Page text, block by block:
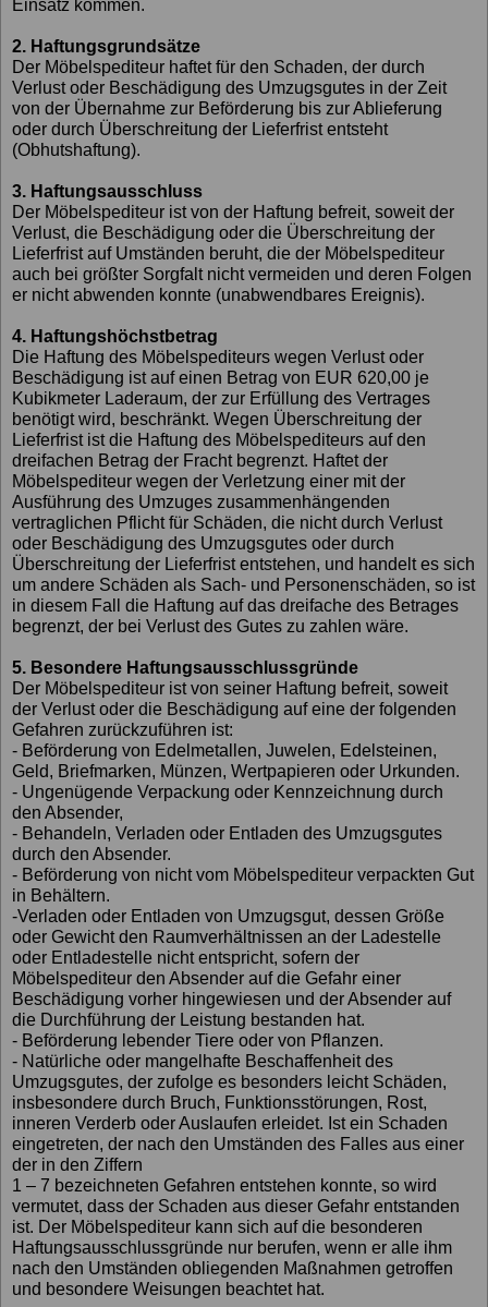
Einsatz kommen.
2. Haftungsgrundsätze
Der Möbelspediteur haftet für den Schaden, der durch
Verlust oder Beschädigung des Umzugsgutes in der Zeit
von der Übernahme zur Beförderung bis zur Ablieferung
oder durch Überschreitung der Lieferfrist entsteht
(Obhutshaftung).
3. Haftungsausschluss
Der Möbelspediteur ist von der Haftung befreit, soweit der
Verlust, die Beschädigung oder die Überschreitung der
Lieferfrist auf Umständen beruht, die der Möbelspediteur
auch bei größter Sorgfalt nicht vermeiden und deren Folgen
er nicht abwenden konnte (unabwendbares Ereignis).
4. Haftungshöchstbetrag
Die Haftung des Möbelspediteurs wegen Verlust oder
Beschädigung ist auf einen Betrag von EUR 620,00 je
Kubikmeter Laderaum, der zur Erfüllung des Vertrages
benötigt wird, beschränkt. Wegen Überschreitung der
Lieferfrist ist die Haftung des Möbelspediteurs auf den
dreifachen Betrag der Fracht begrenzt. Haftet der
Möbelspediteur wegen der Verletzung einer mit der
Ausführung des Umzuges zusammenhängenden
vertraglichen Pflicht für Schäden, die nicht durch Verlust
oder Beschädigung des Umzugsgutes oder durch
Überschreitung der Lieferfrist entstehen, und handelt es sich
um andere Schäden als Sach- und Personenschäden, so ist
in diesem Fall die Haftung auf das dreifache des Betrages
begrenzt, der bei Verlust des Gutes zu zahlen wäre.
5. Besondere Haftungsausschlussgründe
Der Möbelspediteur ist von seiner Haftung befreit, soweit
der Verlust oder die Beschädigung auf eine der folgenden
Gefahren zurückzuführen ist:
- Beförderung von Edelmetallen, Juwelen, Edelsteinen,
Geld, Briefmarken, Münzen, Wertpapieren oder Urkunden.
- Ungenügende Verpackung oder Kennzeichnung durch
den Absender,
- Behandeln, Verladen oder Entladen des Umzugsgutes
durch den Absender.
- Beförderung von nicht vom Möbelspediteur verpackten Gut
in Behältern.
-Verladen oder Entladen von Umzugsgut, dessen Größe
oder Gewicht den Raumverhältnissen an der Ladestelle
oder Entladestelle nicht entspricht, sofern der
Möbelspediteur den Absender auf die Gefahr einer
Beschädigung vorher hingewiesen und der Absender auf
die Durchführung der Leistung bestanden hat.
- Beförderung lebender Tiere oder von Pflanzen.
- Natürliche oder mangelhafte Beschaffenheit des
Umzugsgutes, der zufolge es besonders leicht Schäden,
insbesondere durch Bruch, Funktionsstörungen, Rost,
inneren Verderb oder Auslaufen erleidet. Ist ein Schaden
eingetreten, der nach den Umständen des Falles aus einer
der in den Ziffern
1 – 7 bezeichneten Gefahren entstehen konnte, so wird
vermutet, dass der Schaden aus dieser Gefahr entstanden
ist. Der Möbelspediteur kann sich auf die besonderen
Haftungsausschlussgründe nur berufen, wenn er alle ihm
nach den Umständen obliegenden Maßnahmen getroffen
und besondere Weisungen beachtet hat.